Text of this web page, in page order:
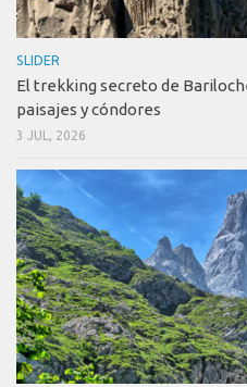
SLIDER
El trekking secreto de
paisajes y cóndores
3 JUL, 2026